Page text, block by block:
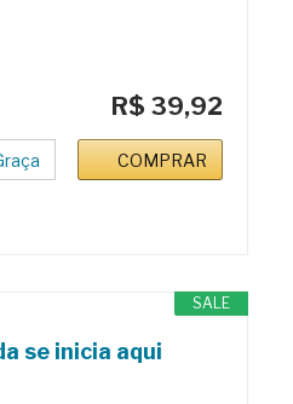
R$ 39,92
COMPRAR
SALE
se inicia aqui